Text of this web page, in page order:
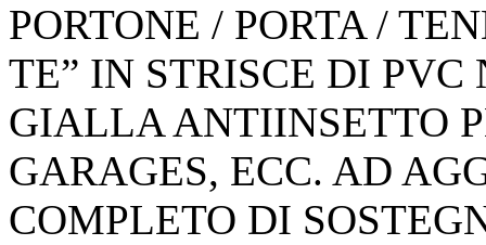
PORTONE / PORTA /
TE” IN STRISCE DI
GIALLA ANTIINSETTO
GARAGES, ECC. AD
COMPLETO DI